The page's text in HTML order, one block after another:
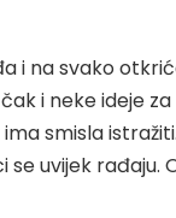
i na svako
i neke ideje
smisla
se uvijek